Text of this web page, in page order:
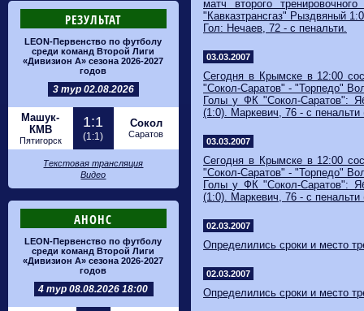
РЕЗУЛЬТАТ
LEON-Первенство по футболу
среди команд Второй Лиги
«Дивизион А» сезона 2026-2027
годов
3 тур 02.08.2026
Машук-
КМВ
Пятигорск
1:1
(1:1)
Сокол
Саратов
Текстовая трансляция
Видео
АНОНС
LEON-Первенство по футболу
среди команд Второй Лиги
«Дивизион А» сезона 2026-2027
годов
4 тур 08.08.2026 18:00
матч второго
"Кавказтрансгаз" Рыздвяный
Гол: Нечаев, 72 - с пенальти.
03.03.2007
Сегодня в Крымске в 12:00
"Сокол-Саратов" - "Торпедо"
Голы у ФК "Сокол-Саратов":
(1:0). Маркевич, 76 - с пенальти
03.03.2007
Сегодня в Крымске в 12:00
"Сокол-Саратов" - "Торпедо"
Голы у ФК "Сокол-Саратов":
(1:0). Маркевич, 76 - с пенальти
02.03.2007
Определились сроки и место
02.03.2007
Определились сроки и место